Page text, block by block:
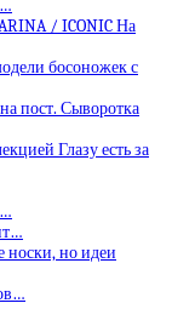
/ ICONIC На
босоножек с
пост. Сыворотка
Глазу есть за
носки, но идеи